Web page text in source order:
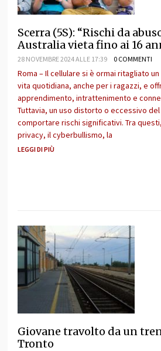
Scerra (5S): “Rischi da
Australia vieta fino ai 16
28 NOVEMBRE 2024 ALLE 17:39 0 COMMENTI
Roma – Il cellulare si è ormai ritagliato
vita quotidiana, anche per i ragazzi, e
apprendimento, intrattenimento e
Tuttavia, un uso distorto o eccessivo
comportare rischi significativi. Tra
privacy, il cyberbullismo, la
LEGGI DI PIÙ
Giovane travolto da un
Tronto